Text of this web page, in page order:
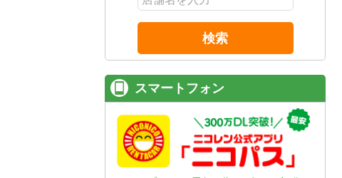
検索
スマートフォン